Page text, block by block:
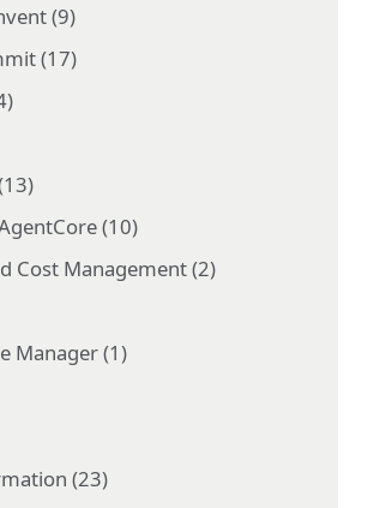
(9)
(17)
(10)
Cost Management (2)
Manager (1)
(23)